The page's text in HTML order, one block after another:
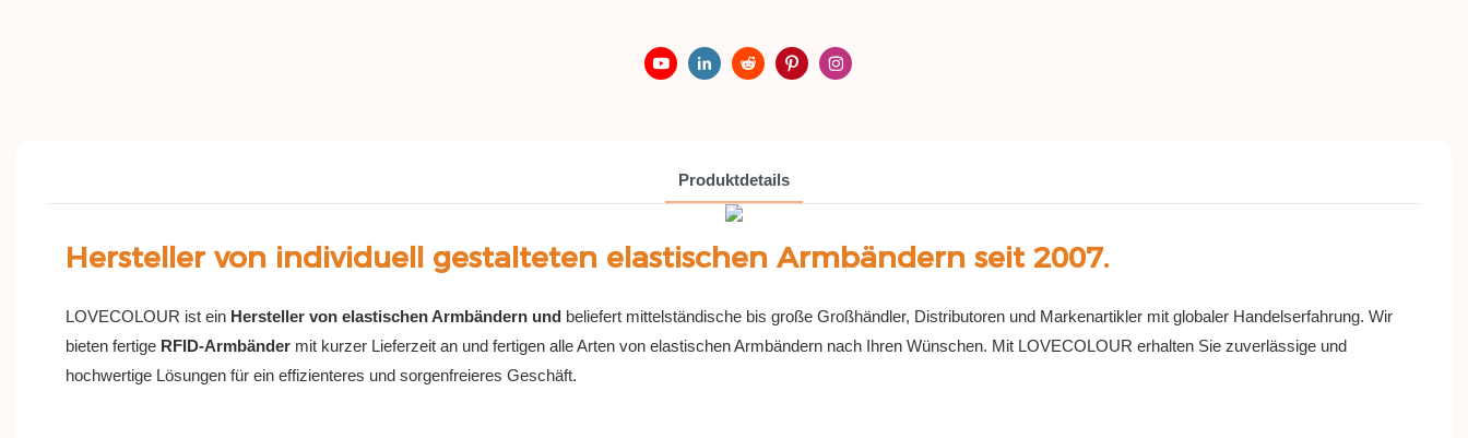
Produktdetails
Hersteller von individuell gestalteten elastischen Armbändern seit 2007.
LOVECOLOUR ist ein Hersteller von elastischen Armbändern und beliefert mittelständische bis große Großhändler, Distributoren und Markenartikler mit globaler Handelserfahrung. Wir
bieten fertige RFID-Armbänder mit kurzer Lieferzeit an und fertigen alle Arten von elastischen Armbändern nach Ihren Wünschen. Mit LOVECOLOUR erhalten Sie zuverlässige und
hochwertige Lösungen für ein effizienteres und sorgenfreieres Geschäft.